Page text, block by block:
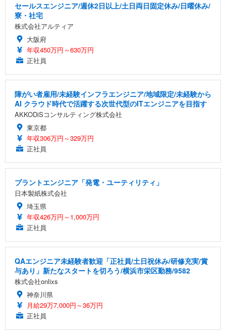
セールスエンジニア/週休2日以上/土日両日固定休み/日曜休み/
寮・社宅
株式会社アルティア
大阪府
年収450万円～630万円
正社員
障がい者雇用/未経験インフラエンジニア/地域限定/未経験から
AI クラウド時代で活躍する次世代型のITエンジニアを目指す
AKKODiSコンサルティング株式会社
東京都
年収306万円～329万円
正社員
プラントエンジニア「発電・ユーティリティ」
日本製紙株式会社
埼玉県
年収426万円～1,000万円
正社員
QAエンジニア未経験者歓迎「正社員/土日祝休み/研修充実/賞
与あり」新たなスタートを切ろう/横浜市栄区勤務/9582
株式会社onlixs
神奈川県
月給29万7,000円～36万円
正社員